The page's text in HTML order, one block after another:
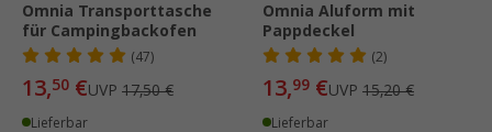
Omnia Transporttasche
für Campingbackofen
(47)
13,50 €UVP 17,50 €
Lieferbar
Omnia Aluform mit
Pappdeckel
(2)
13,99 €UVP 15,20 €
Lieferbar